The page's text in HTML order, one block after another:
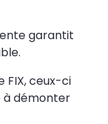
garantit
FIX, ceux-ci
à démonter